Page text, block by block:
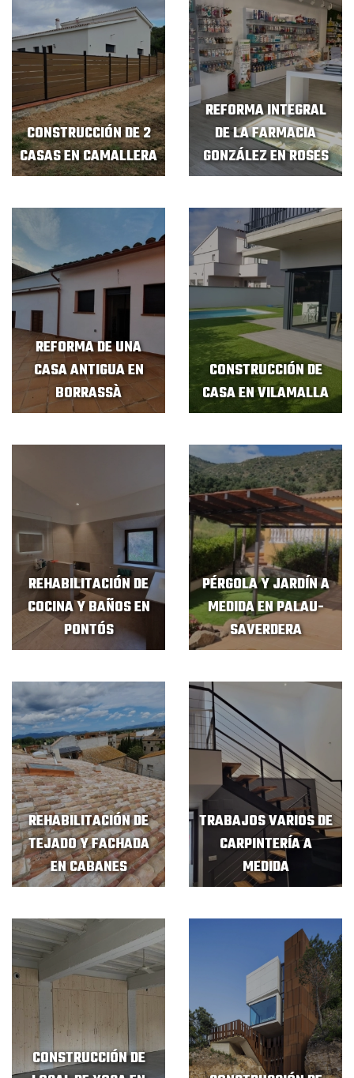
CONSTRUCCIÓN DE 2
CASAS EN CAMALLERA
REFORMA INTEGRAL
DE LA FARMACIA
GONZÁLEZ EN ROSES
REFORMA DE UNA
CASA ANTIGUA EN
BORRASSÀ
CONSTRUCCIÓN DE
CASA EN VILAMALLA
REHABILITACIÓN DE
COCINA Y BAÑOS EN
PONTÓS
PÉRGOLA Y JARDÍN A
MEDIDA EN PALAU-
SAVERDERA
REHABILITACIÓN DE
TEJADO Y FACHADA
EN CABANES
TRABAJOS VARIOS DE
CARPINTERÍA A
MEDIDA
CONSTRUCCIÓN DE